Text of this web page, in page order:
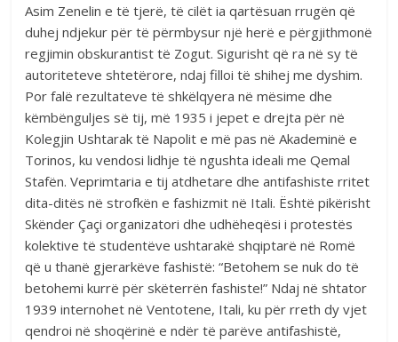
Asim Zenelin e të tjerë, të cilët ia qartësuan rrugën që
duhej ndjekur për të përmbysur një herë e përgjithmonë
regjimin obskurantist të Zogut. Sigurisht që ra në sy të
autoriteteve shtetërore, ndaj filloi të shihej me dyshim.
Por falë rezultateve të shkëlqyera në mësime dhe
këmbënguljes së tij, më 1935 i jepet e drejta për në
Kolegjin Ushtarak të Napolit e më pas në Akademinë e
Torinos, ku vendosi lidhje të ngushta ideali me Qemal
Stafën. Veprimtaria e tij atdhetare dhe antifashiste rritet
dita-ditës në strofkën e fashizmit në Itali. Është pikërisht
Skënder Çaçi organizatori dhe udhëheqësi i protestës
kolektive të studentëve ushtarakë shqiptarë në Romë
që u thanë gjerarkëve fashistë: “Betohem se nuk do të
betohemi kurrë për skëterrën fashiste!” Ndaj në shtator
1939 internohet në Ventotene, Itali, ku për rreth dy vjet
qendroi në shoqërinë e ndër të parëve antifashistë,